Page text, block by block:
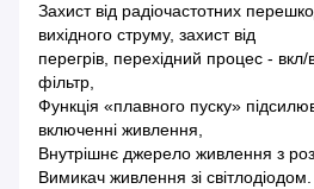
Захист від радіочастотних
вихідного струму, захист від
перегрів, перехідний процес - вкл/
фільтр,
Функція «плавного пуску»
включенні живлення,
Внутрішнє джерело живлення з
Вимикач живлення зі світлодіодом.